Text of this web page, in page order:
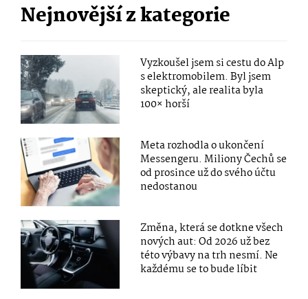
Nejnovější z kategorie
Vyzkoušel jsem si cestu do Alp
s elektromobilem. Byl jsem
skeptický, ale realita byla
100× horší
Meta rozhodla o ukončení
Messengeru. Miliony Čechů se
od prosince už do svého účtu
nedostanou
Změna, která se dotkne všech
nových aut: Od 2026 už bez
této výbavy na trh nesmí. Ne
každému se to bude líbit